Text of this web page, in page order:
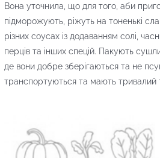
Вона уточнила, що для того, аби
підморожують, ріжуть на тоненькі
різних соусах із додаванням солі,
перців та інших спецій. Пакують
де вони добре зберігаються та не
транспортуються та мають тривалий